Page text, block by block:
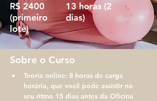
R$ 2400
(primeiro
lote)
13 horas (2
dias)
Sobre o Curso
Teoria online: 8 horas de carga
horária, que você pode assistir no
seu ritmo 15 dias antes da Oficina